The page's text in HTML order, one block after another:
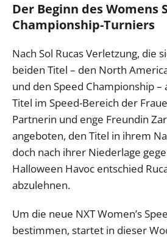
Der Beginn des Womens
Championship-Turniers
Nach Sol Rucas Verletzung, die
beiden Titel – den North
und den Speed Championship
Titel im Speed-Bereich der
Partnerin und enge Freundin
angeboten, den Titel in ihrem
doch nach ihrer Niederlage
Halloween Havoc entschied
abzulehnen.
Um die neue NXT Women’s
bestimmen, startet in dieser